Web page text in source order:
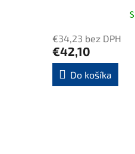
€34,23 bez DPH
€42,10
Do košíka